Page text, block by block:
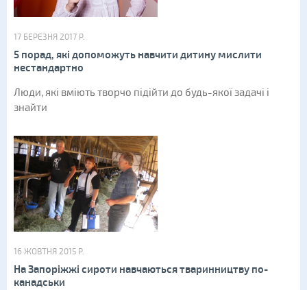
17 БЕРЕЗНЯ 2017 Р.
5 порад, які допоможуть навчити дитину мислити
нестандартно
Люди, які вміють творчо підійти до будь-якої задачі і
знайти
16 ЖОВТНЯ 2015 Р.
На Запоріжжі сироти навчаються тваринництву по-
канадськи